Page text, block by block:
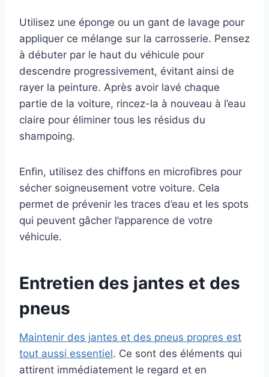
Utilisez une éponge ou un gant de lavage pour
appliquer ce mélange sur la carrosserie. Pensez
à débuter par le haut du véhicule pour
descendre progressivement, évitant ainsi de
rayer la peinture. Après avoir lavé chaque
partie de la voiture, rincez-la à nouveau à l’eau
claire pour éliminer tous les résidus du
shampoing.
Enfin, utilisez des chiffons en microfibres pour
sécher soigneusement votre voiture. Cela
permet de prévenir les traces d’eau et les spots
qui peuvent gâcher l’apparence de votre
véhicule.
Entretien des jantes et des
pneus
Maintenir des jantes et des pneus propres est
tout aussi essentiel. Ce sont des éléments qui
attirent immédiatement le regard et en